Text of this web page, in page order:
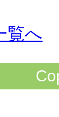
覧へ